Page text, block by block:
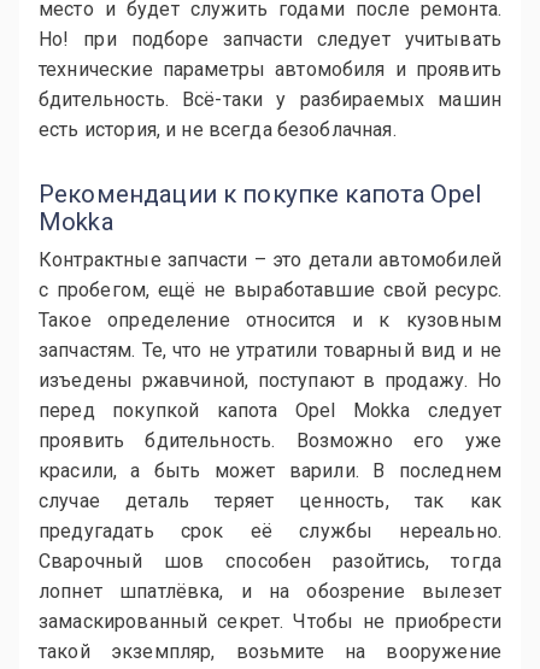
место и будет служить годами после ремонта.
Но! при подборе запчасти следует учитывать
технические параметры автомобиля и проявить
бдительность. Всё-таки у разбираемых машин
есть история, и не всегда безоблачная.
Рекомендации к покупке капота Opel
Mokka
Контрактные запчасти – это детали автомобилей
с пробегом, ещё не выработавшие свой ресурс.
Такое определение относится и к кузовным
запчастям. Те, что не утратили товарный вид и не
изъедены ржавчиной, поступают в продажу. Но
перед покупкой капота Opel Mokka следует
проявить бдительность. Возможно его уже
красили, а быть может варили. В последнем
случае деталь теряет ценность, так как
предугадать срок её службы нереально.
Сварочный шов способен разойтись, тогда
лопнет шпатлёвка, и на обозрение вылезет
замаскированный секрет. Чтобы не приобрести
такой экземпляр, возьмите на вооружение